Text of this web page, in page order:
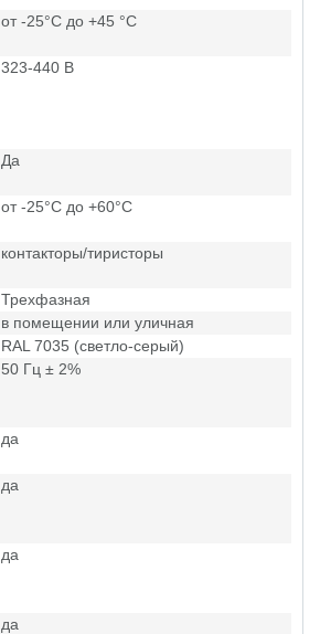
от -25°C до +45 °C
323-440 В
Да
от -25°C до +60°C
контакторы/тиристоры
Трехфазная
в помещении или уличная
RAL 7035 (светло-серый)
50 Гц ± 2%
да
да
да
да